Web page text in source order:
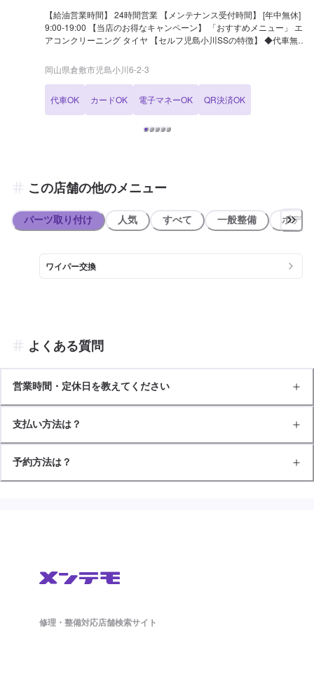
【給油営業時間】 24時間営業 【メンテナンス受付時間】 [年中無休]
9:00-19:00 【当店のお得なキャンペーン】 「おすすめメニュー」 エ
アコンクリーニング タイヤ 【セルフ児島小川SSの特徴】 ◆代車無料
ください。 【国家資格保持者が在籍】 ◆当SSには2級整備士と3級整
備士が在籍しております。定期的なメンテナンスはもちろん、運転し
児島小川SSは認証資格を持っております】 ◆当店では分解認証を取
得しております。店舗内でエンジンを取り外しての整備や修理が可能
です。エンジンから異音が聞こえる、スムーズに加速しないなど、お
岡山県倉敷市児島小川6-2-3
代車OK カードOK 電子マネーOK QR決済OK
この店舗の他のメニュー
パーツ取り付け 人気 すべて 一般整備 ボディ
ワイパー交換
よくある質問
営業時間・定休日を教えてください
支払い方法は？
予約方法は？
修理・整備対応店舗検索サイト